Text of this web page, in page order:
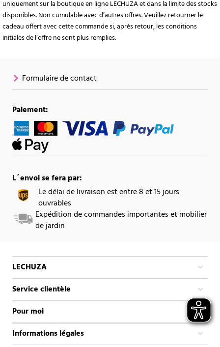
uniquement sur la boutique en ligne LECHUZA et dans la limite des stocks
disponibles. Non cumulable avec d’autres offres. Veuillez retourner le
cadeau offert avec cette commande si, après retour, les conditions
initiales de l’offre ne sont plus remplies.
Formulaire de contact
Paiement:
L´envoi se fera par:
Le délai de livraison est entre 8 et 15 jours
ouvrables
Expédition de commandes importantes et mobilier
de jardin
LECHUZA
Service clientèle
Pour moi
Informations légales